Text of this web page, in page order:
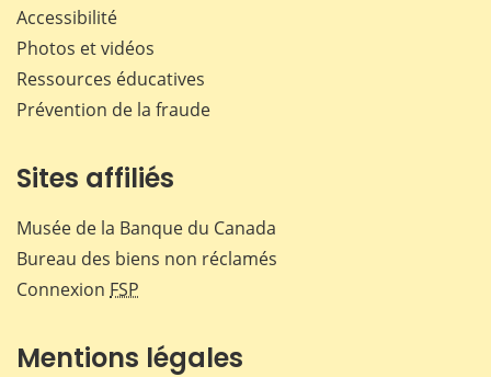
Accessibilité
Photos et vidéos
Ressources éducatives
Prévention de la fraude
Sites affiliés
Musée de la Banque du Canada
Bureau des biens non réclamés
Connexion FSP
Mentions légales